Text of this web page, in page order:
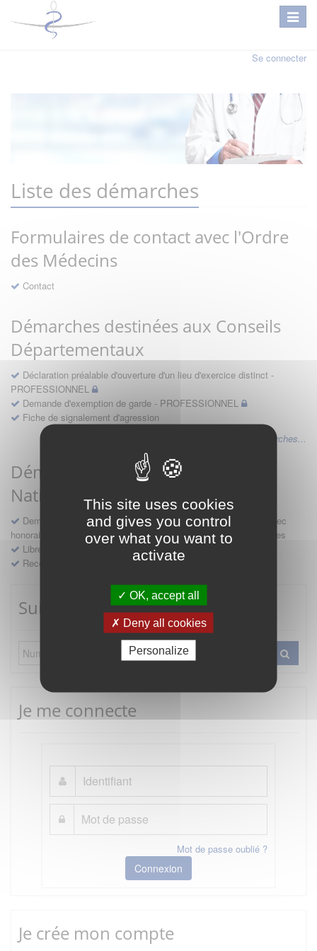
This site uses cookies
and gives you control
over what you want to
activate
OK, accept all
Deny all cookies
Personalize
Se connecter
Liste des démarches
Formulaires de contact avec l'Ordre
des Médecins
Contact
Démarches destinées aux Conseils
Départementaux
Déclaration préalable d'ouverture d'un lieu d'exercice distinct -
PROFESSIONNEL
Demande d'exemption de garde - PROFESSIONNEL
Fiche de signalement d'agression
Voir les autres démarches...
Démarches destinées au Conseil
National
Demande d'avis en hospitalité, en études, des conventions avec
honoraires et des demandes diverses formulées par les entreprises
Libre prestation de services
Recours
Suivre mes démarches
Je me connecte
Mot de passe oublié ?
Connexion
Je crée mon compte